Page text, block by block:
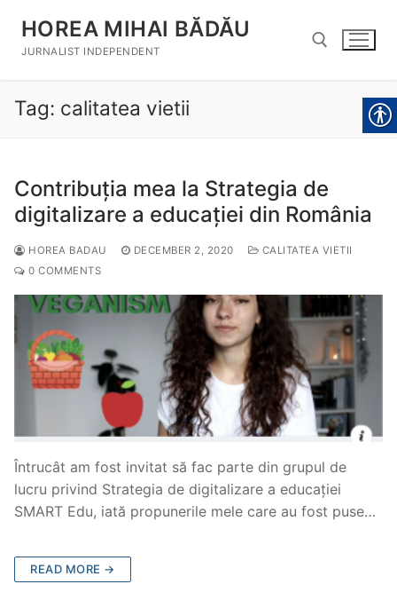
content
HOREA MIHAI BĂDĂU
JURNALIST INDEPENDENT
Search for:
Tag: calitatea vietii
Contribuția mea la Strategia de
digitalizare a educației din România
HOREA BADAU DECEMBER 2, 2020
CALITATEA VIETII
0 COMMENTS
Întrucât am fost invitat să fac parte din grupul de
lucru privind Strategia de digitalizare a educației
SMART Edu, iată propunerile mele care au fost puse…
READ MORE →